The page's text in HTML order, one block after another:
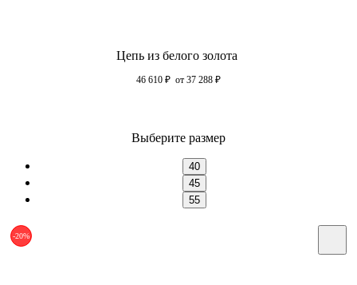
Цепь из белого золота
46 610 ₽ от 37 288 ₽
Выберите размер
40
45
55
-20%